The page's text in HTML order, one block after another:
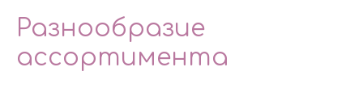
Разнообразие
ассортимента